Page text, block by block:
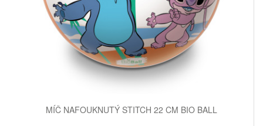
MÍČ NAFOUKNUTÝ STITCH 22 CM BIO BALL